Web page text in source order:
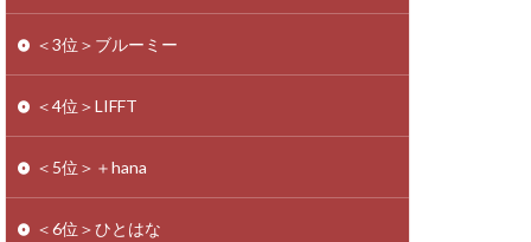
＜3位＞ブルーミー
＜4位＞LIFFT
＜5位＞＋hana
＜6位＞ひとはな